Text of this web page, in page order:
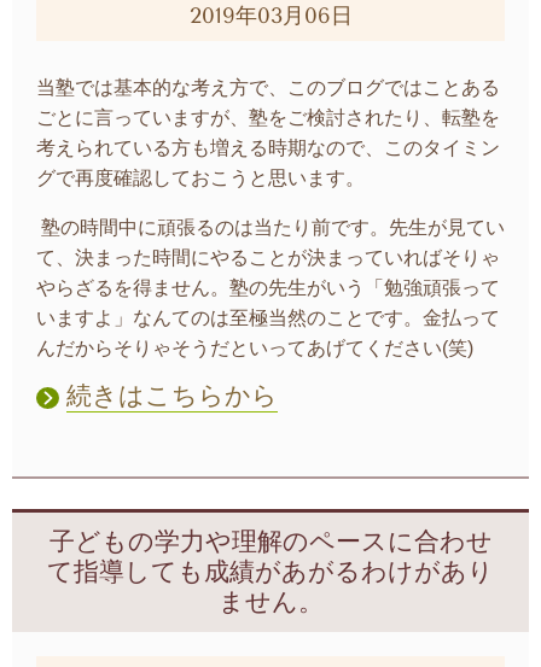
2019年03月06日
当塾では基本的な考え方で、このブログではことある
ごとに言っていますが、塾をご検討されたり、転塾を
考えられている方も増える時期なので、このタイミン
グで再度確認しておこうと思います。
塾の時間中に頑張るのは当たり前です。先生が見てい
て、決まった時間にやることが決まっていればそりゃ
やらざるを得ません。塾の先生がいう「勉強頑張って
いますよ」なんてのは至極当然のことです。金払って
んだからそりゃそうだといってあげてください(笑)
続きはこちらから
子どもの学力や理解のペースに合わせ
て指導しても成績があがるわけがあり
ません。